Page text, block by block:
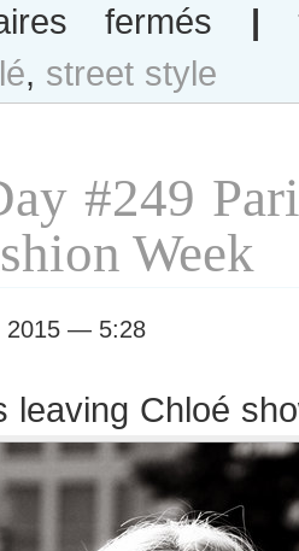
fermés Janice
Alida
after
show
|
, street style
#249
Week
2015 — 5:28
leaving Chloé